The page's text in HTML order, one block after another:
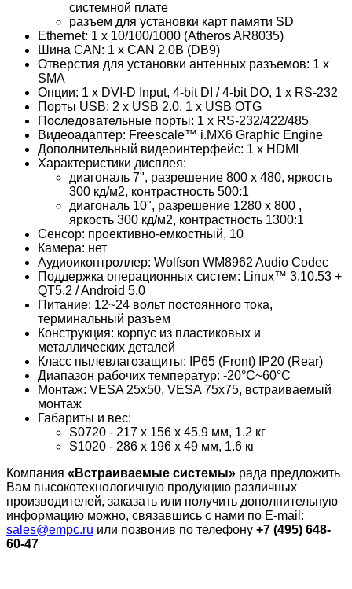
системной плате
разъем для установки карт памяти SD
Ethernet: 1 x 10/100/1000 (Atheros AR8035)
Шина CAN: 1 x CAN 2.0B (DB9)
Отверстия для установки антенных разъемов: 1 x
SMA
Опции: 1 x DVI-D Input, 4-bit DI / 4-bit DO, 1 x RS-232
Порты USB: 2 x USB 2.0, 1 x USB OTG
Последовательные порты: 1 x RS-232/422/485
Видеоадаптер: Freescale™ i.MX6 Graphic Engine
Дополнительный видеоинтерфейс: 1 x HDMI
Характеристики дисплея:
диагональ 7", разрешение 800 x 480, яркость
300 кд/м2, контрастность 500:1
диагональ 10", разрешение 1280 x 800 ,
яркость 300 кд/м2, контрастность 1300:1
Сенсор: проективно-емкостный, 10
Камера: нет
Аудиоиконтроллер: Wolfson WM8962 Audio Codec
Поддержка операционных систем: Linux™ 3.10.53 +
QT5.2 / Android 5.0
Питание: 12~24 вольт постоянного тока,
терминальный разъем
Конструкция: корпус из пластиковых и
металлических деталей
Класс пылевлагозащиты: IP65 (Front) IP20 (Rear)
Диапазон рабочих температур: -20°C~60°C
Монтаж: VESA 25x50, VESA 75x75, встраиваемый
монтаж
Габариты и вес:
S0720 - 217 x 156 x 45.9 мм, 1.2 кг
S1020 - 286 x 196 x 49 мм, 1.6 кг
Компания «Встраиваемые системы» рада предложить
Вам высокотехнологичную продукцию различных
производителей, заказать или получить дополнительную
информацию можно, связавшись с нами по E-mail:
sales@empc.ru или позвонив по телефону +7 (495) 648-
60-47